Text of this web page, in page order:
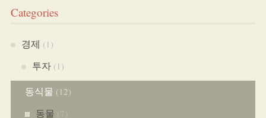
Categories
경제 (1)
투자(1)
동식물 (12)
동물 (7)